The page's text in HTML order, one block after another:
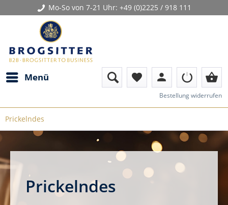
Mo-So von 7-21 Uhr: +49 (0)2225 / 918 111
Menü favorite person shopping_basket
Bestellung widerrufen
Prickelndes
Prickelndes